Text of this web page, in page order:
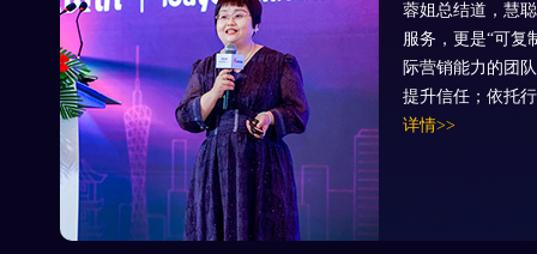
蓉姐总结道，慧
服务，更是“可复
际营销能力的团
提升信任；依托
详情>>